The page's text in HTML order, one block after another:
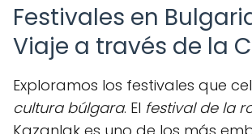
Festivales en
Viaje a través de la
Exploramos los festivales que
cultura búlgara. El festival de la